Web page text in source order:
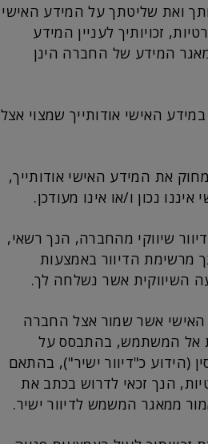
ואת שליטתך על המידע האישי
זכויותיך לעניין המידע
המידע של החברה הינן
האישי אודותייך שמצוי אצל
את המידע האישי אודותייך,
נכון ו/או אינו מעודכן.
שיווקי מהחברה, הנך רשאי,
הדיוור באמצעות
השיווקית אשר נשלחה לך.
האישי אשר שמור אצל החברה
אל המשתמש, בהתבסס על
(הידוע כ"דיוור ישיר"), בהתאם
הנך זכאי לדרוש בכתב את
ממאגר המשמש לדיוור ישיר.